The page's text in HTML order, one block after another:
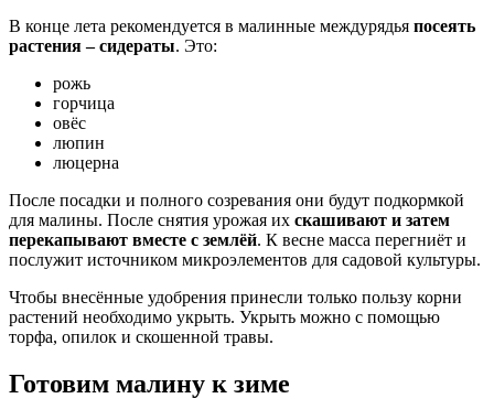
В конце лета рекомендуется в малинные междурядья посеять
растения – сидераты. Это:
рожь
горчица
овёс
люпин
люцерна
После посадки и полного созревания они будут подкормкой
для малины. После снятия урожая их скашивают и затем
перекапывают вместе с землёй. К весне масса перегниёт и
послужит источником микроэлементов для садовой культуры.
Чтобы внесённые удобрения принесли только пользу корни
растений необходимо укрыть. Укрыть можно с помощью
торфа, опилок и скошенной травы.
Готовим малину к зиме